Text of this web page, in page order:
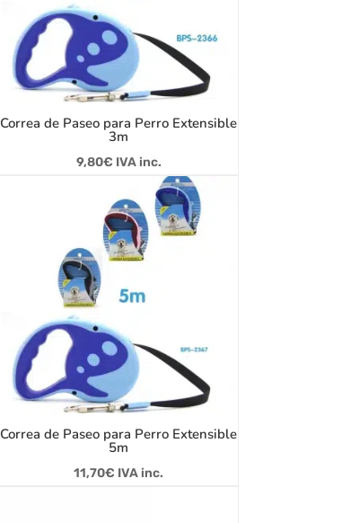
Correa de Paseo para Perro Extensible
3m
9,80€ IVA inc.
Correa de Paseo para Perro Extensible
5m
11,70€ IVA inc.